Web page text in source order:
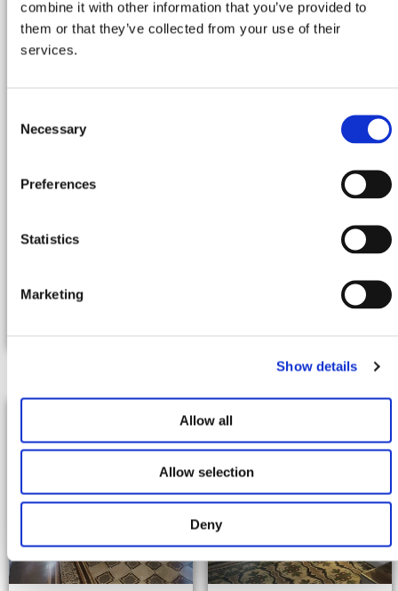
combine it with other information that you’ve provided to
them or that they’ve collected from your use of their
services.
Selection
Necessary
Preferences
Statistics
Marketing
Show details
Allow all
Allow selection
Deny
MATRIMONIALE
16 mq
MATRIMONIALE CON
IDROMASSAGGIO